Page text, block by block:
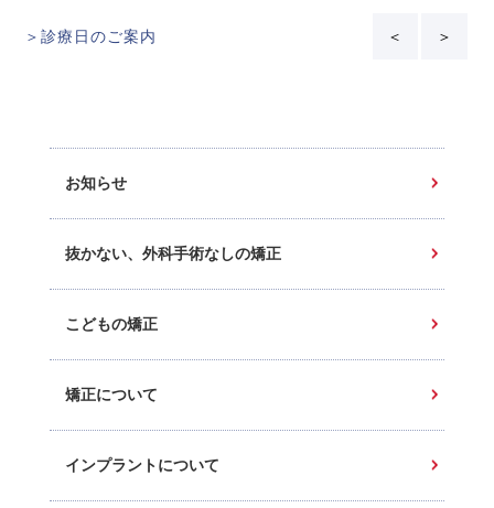
＞診療日のご案内 ＜ ＞
お知らせ
抜かない、外科手術なしの矯正
こどもの矯正
矯正について
インプラントについて